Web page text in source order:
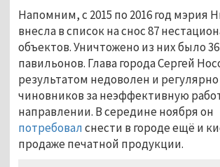
Напомним, с 2015 по 2016 год мэрия
внесла в список на снос 87
объектов. Уничтожено из них было
павильонов. Глава города Сергей
результатом недоволен и
чиновников за неэффективную
направлении. В середине ноября он
потребовалснести в городе ещё и
продаже печатной продукции.